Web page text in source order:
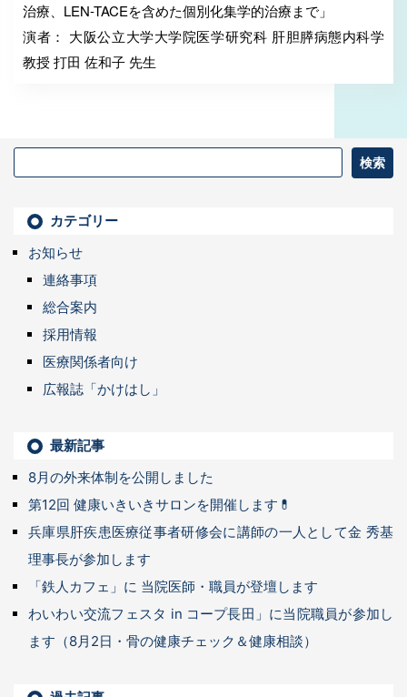
治療、LEN-TACEを含めた個別化集学的治療まで」
演者： 大阪公立大学大学院医学研究科 肝胆膵病態内科学
教授 打田 佐和子 先生
カテゴリー
お知らせ
連絡事項
総合案内
採用情報
医療関係者向け
広報誌「かけはし」
最新記事
8月の外来体制を公開しました
第12回 健康いきいきサロンを開催します💊
兵庫県肝疾患医療従事者研修会に講師の一人として金 秀基
理事長が参加します
「鉄人カフェ」に 当院医師・職員が登壇します
わいわい交流フェスタ in コープ長田」に当院職員が参加し
ます（8月2日・骨の健康チェック＆健康相談）